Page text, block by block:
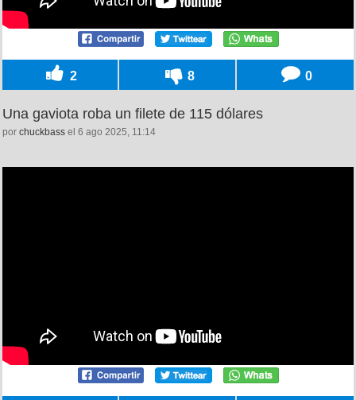
2 8 0
Una gaviota roba un filete de 115 dólares
por chuckbass el 6 ago 2025, 11:14